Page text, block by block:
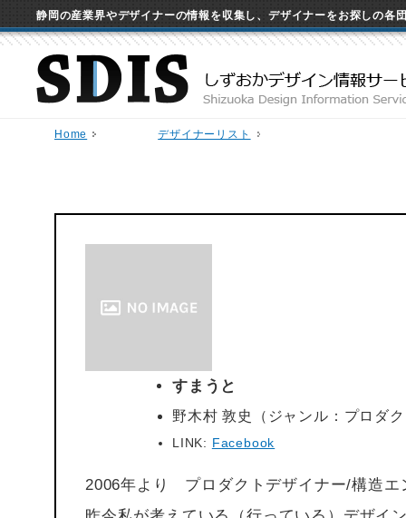
静岡の産業界やデザイナーの情報を収集し、デザイナーをお探しの各
Home デザイナーリスト
すまうと
野木村 敦史（ジャンル：プロダ
LINK: Facebook
2006年より プロダクトデザイナー/構造エ